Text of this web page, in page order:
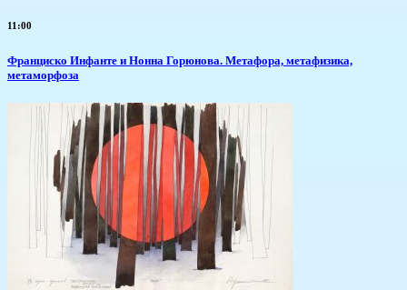
11:00
Франциско Инфанте и Нонна Горюнова. Метафора, метафизика,
метаморфоза